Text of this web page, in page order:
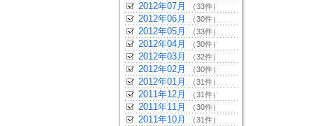
2012年07月 （33件）
2012年06月 （30件）
2012年05月 （33件）
2012年04月 （30件）
2012年03月 （32件）
2012年02月 （30件）
2012年01月 （31件）
2011年12月 （31件）
2011年11月 （30件）
2011年10月 （31件）